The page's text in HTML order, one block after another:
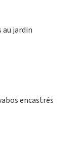
au jardin
encastrés